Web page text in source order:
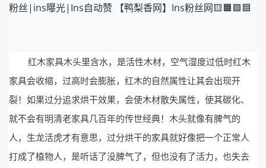
粉丝|ins曝光|Ins自动赞 【鸭梨香网】Ins粉丝网🟨🟧🟩🟦
红木家具木头里含水，是活性木材，空气湿度过低时红木
家具会收缩，过高时会膨胀，红木的自然属性让其会出现开
裂！ 如果过分追求烘干效果，会使木材散失属性，使其碳化、
就不会有明清老家具几百年的传世经典！木头就像有脾气的
人，生龙活虎才有意思，过分烘干的家具就好像把一个正常人
打成了植物人，是听话了没脾气了，但也没有了活力，也失去